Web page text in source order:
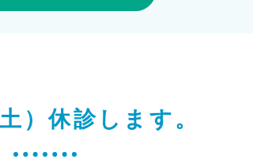
）休診します。